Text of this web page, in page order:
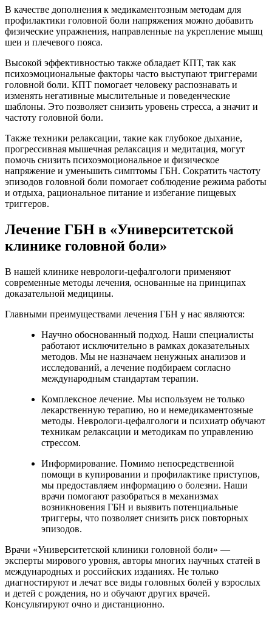
В качестве дополнения к медикаментозным методам для
профилактики головной боли напряжения можно добавить
физические упражнения, направленные на укрепление мышц
шеи и плечевого пояса.
Высокой эффективностью также обладает КПТ, так как
психоэмоциональные факторы часто выступают триггерами
головной боли. КПТ помогает человеку распознавать и
изменять негативные мыслительные и поведенческие
шаблоны. Это позволяет снизить уровень стресса, а значит и
частоту головной боли.
Также техники релаксации, такие как глубокое дыхание,
прогрессивная мышечная релаксация и медитация, могут
помочь снизить психоэмоциональное и физическое
напряжение и уменьшить симптомы ГБН. Сократить частоту
эпизодов головной боли помогает соблюдение режима работы
и отдыха, рациональное питание и избегание пищевых
триггеров.
Лечение ГБН в «Университетской
клинике головной боли»
В нашей клинике неврологи-цефалгологи применяют
современные методы лечения, основанные на принципах
доказательной медицины.
Главными преимуществами лечения ГБН у нас являются:
Научно обоснованный подход. Наши специалисты
работают исключительно в рамках доказательных
методов. Мы не назначаем ненужных анализов и
исследований, а лечение подбираем согласно
международным стандартам терапии.
Комплексное лечение. Мы используем не только
лекарственную терапию, но и немедикаментозные
методы. Неврологи-цефалгологи и психиатр обучают
техникам релаксации и методикам по управлению
стрессом.
Информирование. Помимо непосредственной
помощи в купировании и профилактике приступов,
мы предоставляем информацию о болезни. Наши
врачи помогают разобраться в механизмах
возникновения ГБН и выявить потенциальные
триггеры, что позволяет снизить риск повторных
эпизодов.
Врачи «Университетской клиники головной боли» —
эксперты мирового уровня, авторы многих научных статей в
международных и российских изданиях. Не только
диагностируют и лечат все виды головных болей у взрослых
и детей с рождения, но и обучают других врачей.
Консультируют очно и дистанционно.